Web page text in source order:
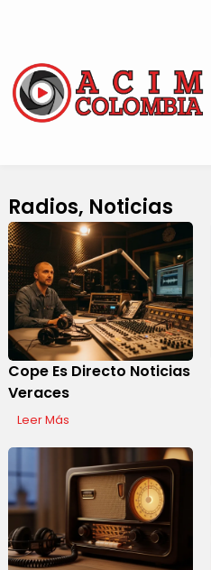
Radios, Noticias
Cope Es Directo Noticias
Veraces
Leer Más